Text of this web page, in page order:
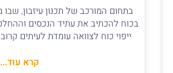
בתחום המורכב של תכנון עיזבון,
בכוח להכתיב את עתיד הנכסים
ייפוי כוח לצוואה עומדת לעיתים
קרא עוד...